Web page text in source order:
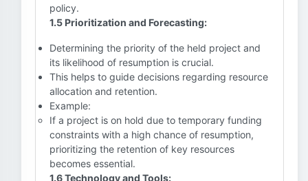
policy.
1.5 Prioritization and Forecasting:
Determining the priority of the held project and
its likelihood of resumption is crucial.
This helps to guide decisions regarding resource
allocation and retention.
Example:
If a project is on hold due to temporary funding
constraints with a high chance of resumption,
prioritizing the retention of key resources
becomes essential.
1.6 Technology and Tools: